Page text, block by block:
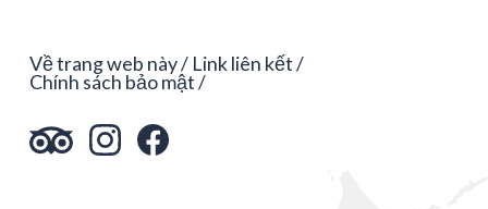
Về trang web này Link liên kết
Chính sách bảo mật